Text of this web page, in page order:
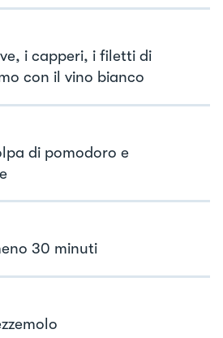
i capperi, i filetti di
con il vino bianco
di pomodoro e
30 minuti